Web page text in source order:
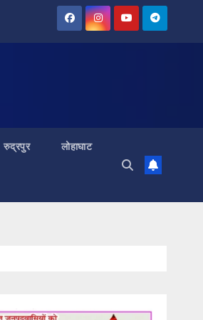
रुद्रपुर लोहाघाट